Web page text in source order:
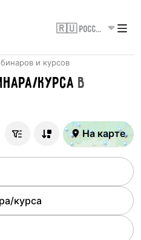
🇷🇺 Россия
и курсов
курса в
На карте